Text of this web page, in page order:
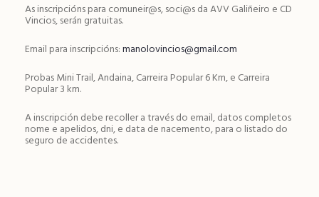
As inscripcións para comuneir@s, soci@s da AVV Galiñeiro e CD
Vincios, serán gratuitas.
Email para inscripcións:manolovincios@gmail.com
Probas Mini Trail, Andaina, Carreira Popular 6 Km, e Carreira
Popular 3 km.
A inscripción debe recoller a través do email, datos completos
nome e apelidos, dni, e data de nacemento, para o listado do
seguro de accidentes.